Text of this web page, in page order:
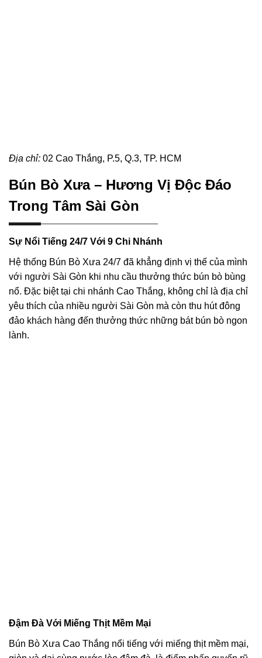
Địa chỉ: 02 Cao Thắng, P.5, Q.3, TP. HCM
Bún Bò Xưa – Hương Vị Độc Đáo
Trong Tâm Sài Gòn
Sự Nổi Tiếng 24/7 Với 9 Chi Nhánh
Hệ thống Bún Bò Xưa 24/7 đã khẳng định vị thế của mình
với người Sài Gòn khi nhu cầu thưởng thức bún bò bùng
nổ. Đặc biệt tại chi nhánh Cao Thắng, không chỉ là địa chỉ
yêu thích của nhiều người Sài Gòn mà còn thu hút đông
đảo khách hàng đến thưởng thức những bát bún bò ngon
lành.
Đậm Đà Với Miếng Thịt Mềm Mại
Bún Bò Xưa Cao Thắng nổi tiếng với miếng thịt mềm mại,